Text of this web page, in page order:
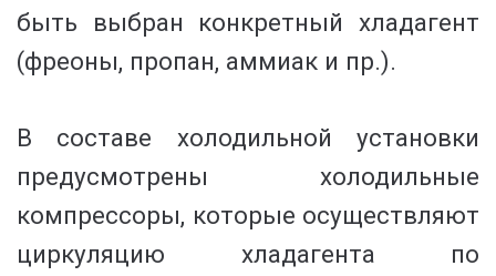
быть выбран конкретный хладагент
(фреоны, пропан, аммиак и пр.).
В составе холодильной установки
предусмотрены холодильные
компрессоры, которые осуществляют
циркуляцию хладагента по